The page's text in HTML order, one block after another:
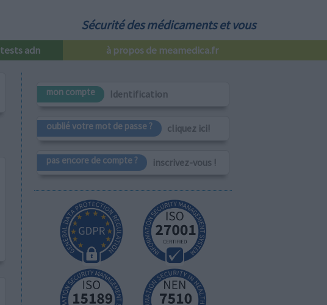
Sécurité des médicaments et vous
tests adn à propos de meamedica.fr
mon compte Identification
oublié votre mot de passe ? cliquez ici!
pas encore de compte ? inscrivez-vous !